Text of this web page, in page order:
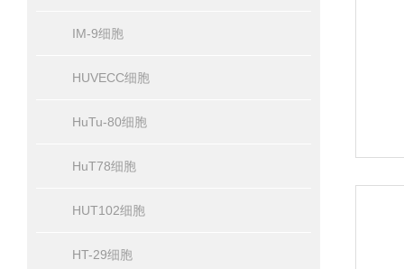
IM-9细胞
HUVECC细胞
HuTu-80细胞
HuT78细胞
HUT102细胞
HT-29细胞